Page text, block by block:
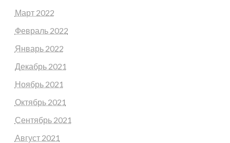
Март 2022
Февраль 2022
Январь 2022
Декабрь 2021
Ноябрь 2021
Октябрь 2021
Сентябрь 2021
Август 2021